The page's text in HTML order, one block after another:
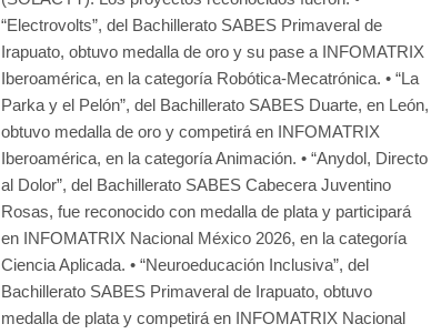
“Electrovolts”, del Bachillerato SABES Primaveral de
Irapuato, obtuvo medalla de oro y su pase a INFOMATRIX
Iberoamérica, en la categoría Robótica-Mecatrónica. • “La
Parka y el Pelón”, del Bachillerato SABES Duarte, en León,
obtuvo medalla de oro y competirá en INFOMATRIX
Iberoamérica, en la categoría Animación. • “Anydol, Directo
al Dolor”, del Bachillerato SABES Cabecera Juventino
Rosas, fue reconocido con medalla de plata y participará
en INFOMATRIX Nacional México 2026, en la categoría
Ciencia Aplicada. • “Neuroeducación Inclusiva”, del
Bachillerato SABES Primaveral de Irapuato, obtuvo
medalla de plata y competirá en INFOMATRIX Nacional